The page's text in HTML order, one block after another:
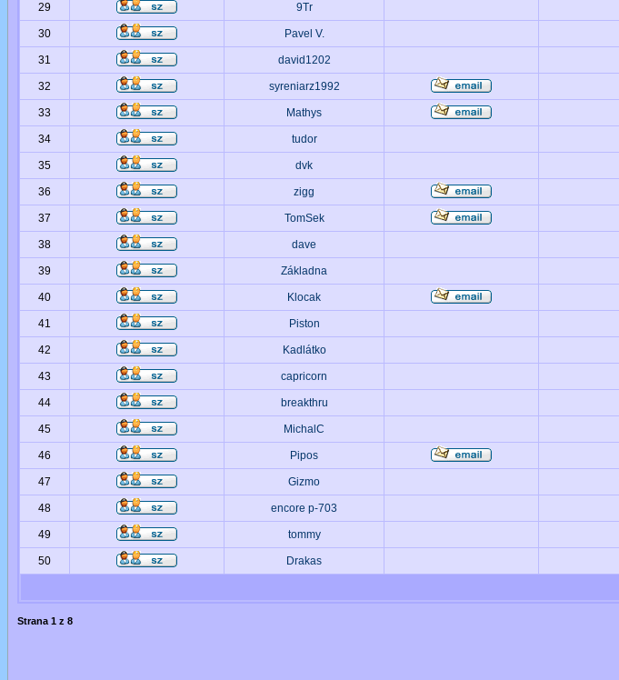
29 9Tr
30 Pavel V.
31 david1202
32 syreniarz1992
33 Mathys
34 tudor
35 dvk
36 zigg
37 TomSek
38 dave
39 Základna
40 Klocak
41 Piston
42 Kadlátko
43 capricorn
44 breakthru
45 MichalC
46 Pipos
47 Gizmo
48 encore p-703
49 tommy
50 Drakas
Strana 1 z 8